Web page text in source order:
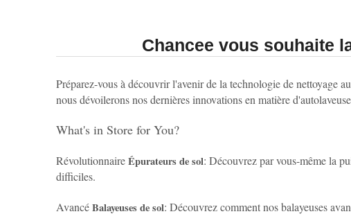
Chancee vous souhaite
Préparez-vous à découvrir l'avenir de la technologie de nettoyage
nous dévoilerons nos dernières innovations en matière
What's in Store for You?
RévolutionnaireÉpurateurs de sol: Découvrez par vous-même la
difficiles.
AvancéBalayeuses de sol: Découvrez comment nos balayeuses